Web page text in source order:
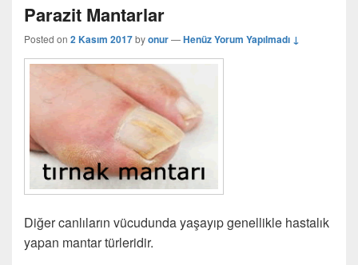
Parazit Mantarlar
Posted on 2 Kasım 2017byonur—Henüz Yorum Yapılmadı ↓
Diğer canlıların vücudunda yaşayıp genellikle hastalık
yapan mantar türleridir.